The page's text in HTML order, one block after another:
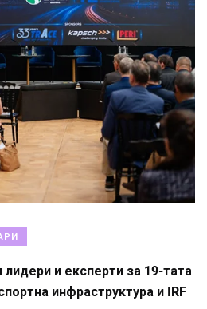
лидери и експерти за 19-тата
инфраструктура и IRF